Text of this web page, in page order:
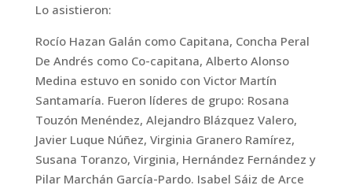
Lo asistieron:
Rocío Hazan Galán como Capitana, Concha Peral
De Andrés como Co-capitana, Alberto Alonso
Medina estuvo en sonido con Victor Martín
Santamaría. Fueron líderes de grupo: Rosana
Touzón Menéndez, Alejandro Blázquez Valero,
Javier Luque Núñez, Virginia Granero Ramírez,
Susana Toranzo, Virginia, Hernández Fernández y
Pilar Marchán García-Pardo. Isabel Sáiz de Arce